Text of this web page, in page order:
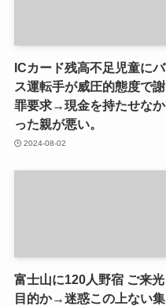
ICカード残高不足児童にバ
ス運転手が威圧的態度で謝
罪要求→現金を持たせなか
った親が悪い。
2024-08-02
富士山に120人野宿 ご来光
目的か→迷惑この上ない集